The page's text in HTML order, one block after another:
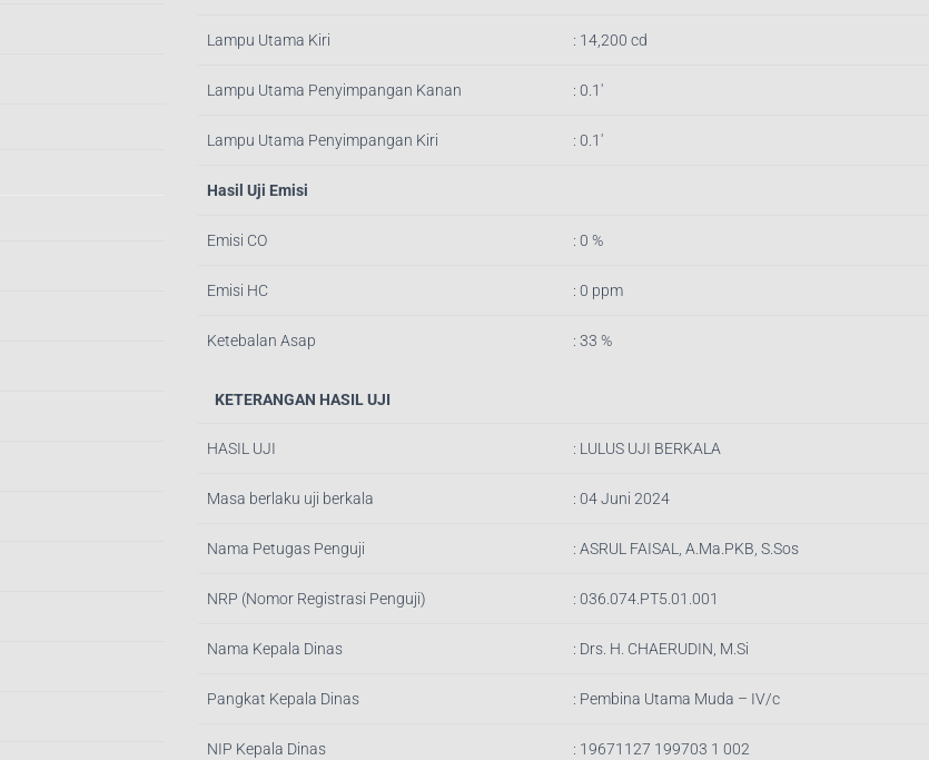
Lampu Utama Kiri : 14,200 cd
Lampu Utama Penyimpangan Kanan : 0.1′
Lampu Utama Penyimpangan Kiri : 0.1′
Hasil Uji Emisi
Emisi CO : 0 %
Emisi HC : 0 ppm
Ketebalan Asap : 33 %
KETERANGAN HASIL UJI
HASIL UJI : LULUS UJI BERKALA
Masa berlaku uji berkala : 04 Juni 2024
Nama Petugas Penguji : ASRUL FAISAL, A.Ma.PKB, S.Sos
NRP (Nomor Registrasi Penguji) : 036.074.PT5.01.001
Nama Kepala Dinas : Drs. H. CHAERUDIN, M.Si
Pangkat Kepala Dinas : Pembina Utama Muda – IV/c
NIP Kepala Dinas : 19671127 199703 1 002